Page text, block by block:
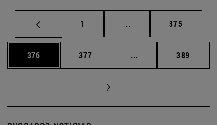
Página
1 ... Páginas intermedias
Página
375
Página
376 Página
377 ... Páginas intermedias
Página
389